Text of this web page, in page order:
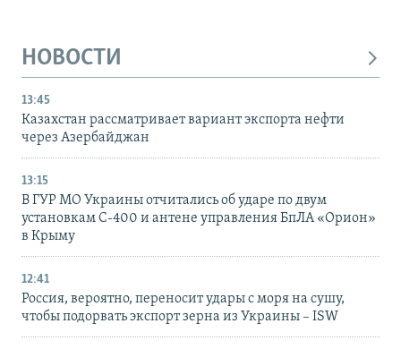
НОВОСТИ
13:45
Казахстан рассматривает вариант экспорта нефти
через Азербайджан
13:15
В ГУР МО Украины отчитались об ударе по двум
установкам С-400 и антене управления БпЛА «Орион»
в Крыму
12:41
Россия, вероятно, переносит удары с моря на сушу,
чтобы подорвать экспорт зерна из Украины – ISW